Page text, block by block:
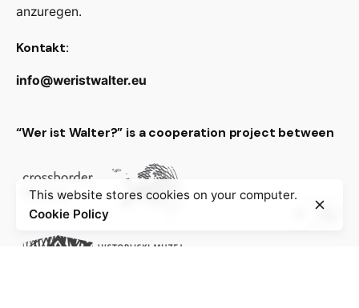
anzuregen.
Kontakt:
info@weristwalter.eu
“Wer ist Walter?” is a cooperation project between
This website stores cookies on your computer.
Cookie Policy